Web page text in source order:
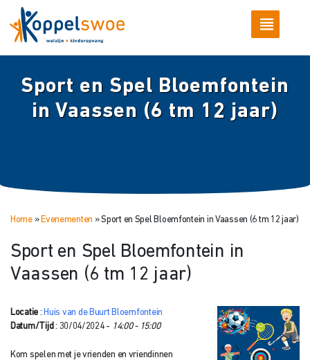
Sport en Spel Bloemfontein
in Vaassen (6 tm 12 jaar)
Home» Evenementen »Sport en Spel Bloemfontein in Vaassen (6 tm 12 jaar)
Sport en Spel Bloemfontein in
Vaassen (6 tm 12 jaar)
Locatie : Huis van de Buurt Bloemfontein
Datum/Tijd : 30/04/2024 - 14:00 - 15:00
Kom spelen met je vrienden en vriendinnen